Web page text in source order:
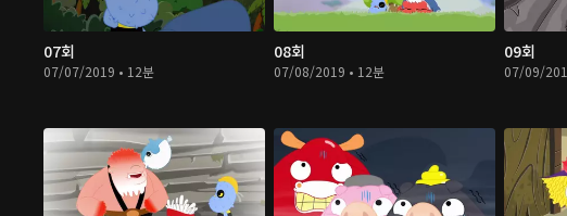
07회
07/07/2019 • 12분
08회
07/08/2019 • 12분
09회
07/09/